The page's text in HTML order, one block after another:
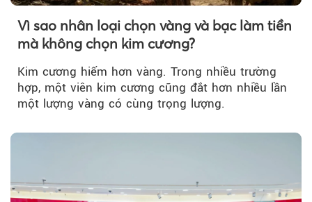
Vì sao nhân loại chọn vàng và bạc làm tiền
mà không chọn kim cương?
Kim cương hiếm hơn vàng. Trong nhiều trường
hợp, một viên kim cương cũng đắt hơn nhiều lần
một lượng vàng có cùng trọng lượng.